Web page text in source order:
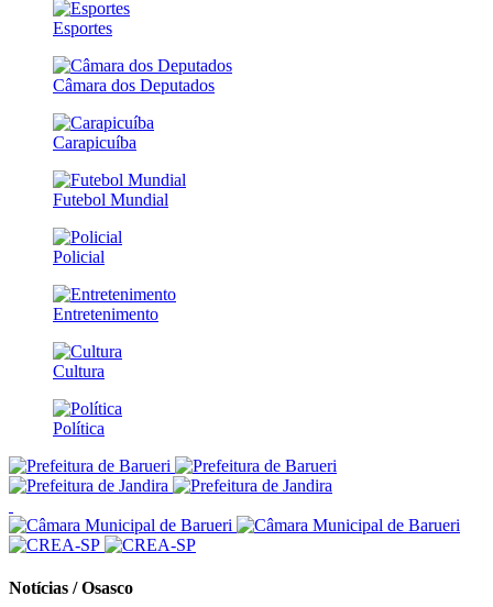
Esportes
Câmara dos Deputados
Carapicuíba
Futebol Mundial
Policial
Entretenimento
Cultura
Política
Notícias / Osasco